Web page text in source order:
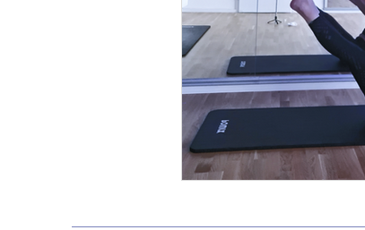
Anti Aging Anti Falten
Gemeinschaft und Teamgeist
Erholung